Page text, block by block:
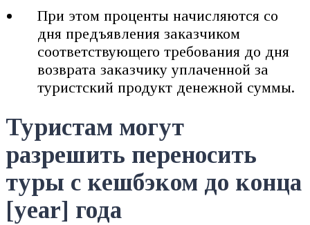
При этом проценты начисляются со
дня предъявления заказчиком
соответствующего требования до дня
возврата заказчику уплаченной за
туристский продукт денежной суммы.
Туристам могут
разрешить переносить
туры с кешбэком до конца
[year] года